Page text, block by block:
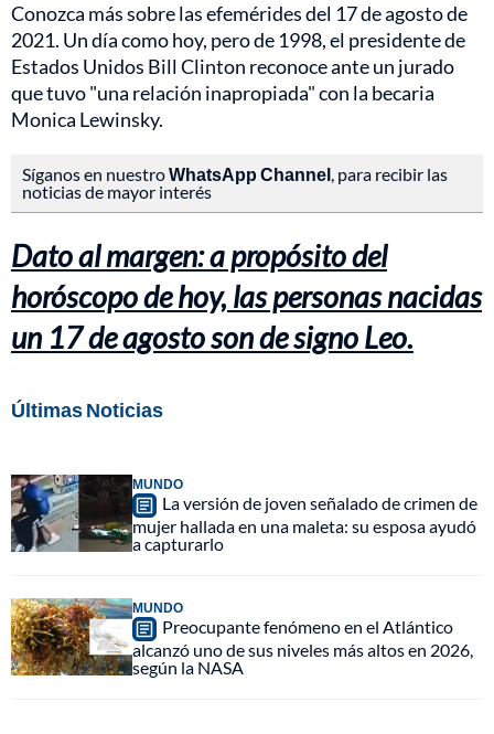
Conozca más sobre las efemérides del 17 de agosto de
2021. Un día como hoy, pero de 1998, el presidente de
Estados Unidos Bill Clinton reconoce ante un jurado
que tuvo "una relación inapropiada" con la becaria
Monica Lewinsky.
Síganos en nuestroWhatsApp Channel, para recibir las
noticias de mayor interés
Dato al margen: a propósito del
horóscopo de hoy, las personas nacidas
un 17 de agosto son de signo Leo.
Últimas Noticias
MUNDO
La versión de joven señalado de crimen de
mujer hallada en una maleta: su esposa ayudó
a capturarlo
MUNDO
Preocupante fenómeno en el Atlántico
alcanzó uno de sus niveles más altos en 2026,
según la NASA